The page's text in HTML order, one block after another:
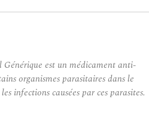
est un médicament anti-
organismes parasitaires dans le
infections causées par ces parasites.